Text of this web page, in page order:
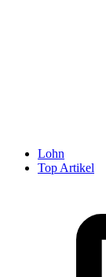
Lohn
Top Artikel